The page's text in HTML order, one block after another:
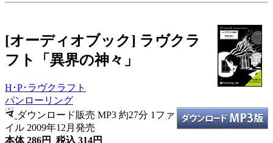
[オーディオブック] ラヴクラ
フト「異界の神々」
H･P･ラヴクラフト
パンローリング
ダウンロード販売 MP3 約27分 1ファ
イル 2009年12月発売
本体 286円 税込 314円